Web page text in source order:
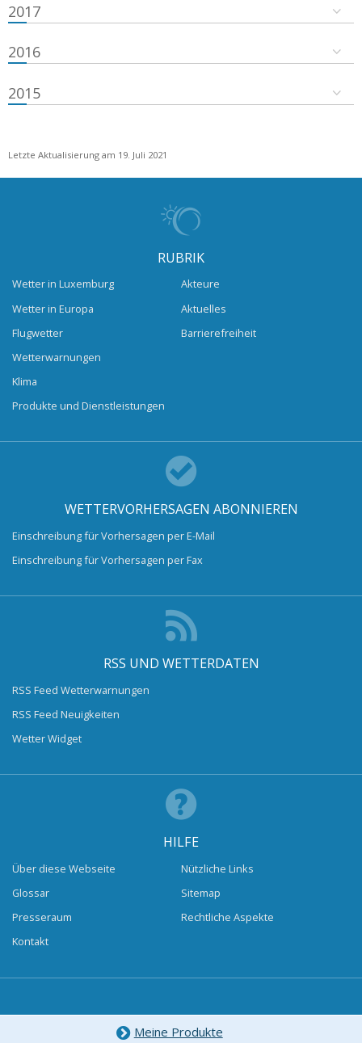
2017
2016
2015
Letzte Aktualisierung am 19. Juli 2021
RUBRIK
Wetter in Luxemburg
Wetter in Europa
Flugwetter
Wetterwarnungen
Klima
Produkte und Dienstleistungen
Akteure
Aktuelles
Barrierefreiheit
WETTERVORHERSAGEN ABONNIEREN
Einschreibung für Vorhersagen per E-Mail
Einschreibung für Vorhersagen per Fax
RSS UND WETTERDATEN
RSS Feed Wetterwarnungen
RSS Feed Neuigkeiten
Wetter Widget
HILFE
Über diese Webseite
Glossar
Presseraum
Kontakt
Nützliche Links
Sitemap
Rechtliche Aspekte
Meine Produkte